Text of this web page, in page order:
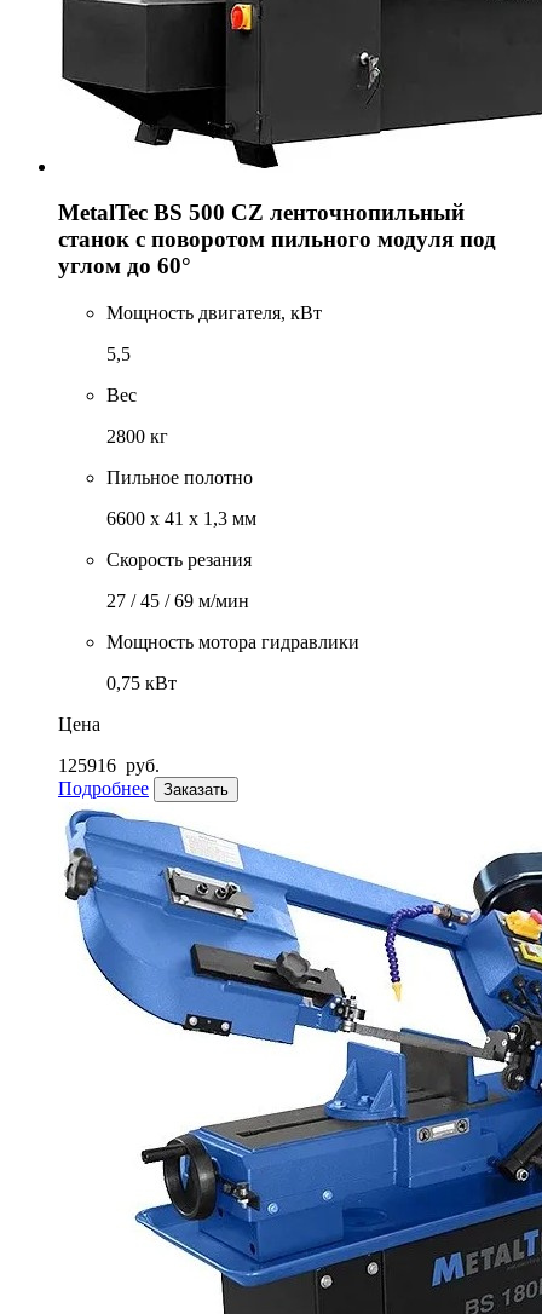
MetalTec BS 500 CZ ленточнопильный
станок c поворотом пильного модуля под
углом до 60°
Мощность двигателя, кВт
5,5
Вес
2800 кг
Пильное полотно
6600 х 41 х 1,3 мм
Скорость резания
27 / 45 / 69 м/мин
Мощность мотора гидравлики
0,75 кВт
Цена
125916 руб.
Подробнее
Заказать